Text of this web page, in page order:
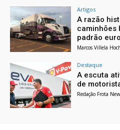
Artigos
A razão
caminhões
padrão
Marcos Villela
Destaque
A escuta
de
Redação Frota